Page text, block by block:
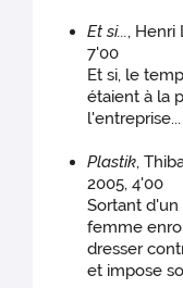
Et si..., Henri
7'00
Et si, le
étaient à la
l'entreprise...
Plastik,
2005, 4'00
Sortant
femme
dresser
et impose